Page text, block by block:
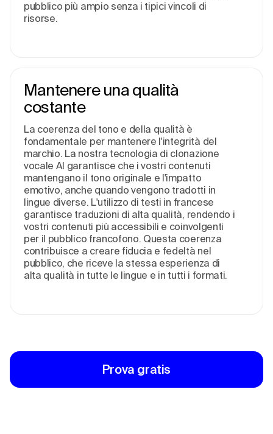
pubblico più ampio senza i tipici vincoli di
risorse.
Mantenere una qualità
costante
La coerenza del tono e della qualità è
fondamentale per mantenere l'integrità del
marchio. La nostra tecnologia di clonazione
vocale AI garantisce che i vostri contenuti
mantengano il tono originale e l'impatto
emotivo, anche quando vengono tradotti in
lingue diverse. L'utilizzo di testi in francese
garantisce traduzioni di alta qualità, rendendo i
vostri contenuti più accessibili e coinvolgenti
per il pubblico francofono. Questa coerenza
contribuisce a creare fiducia e fedeltà nel
pubblico, che riceve la stessa esperienza di
alta qualità in tutte le lingue e in tutti i formati.
Prova gratis